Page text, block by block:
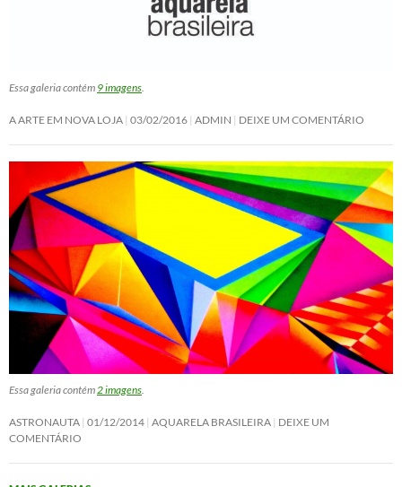
Essa galeria contém 9 imagens.
A ARTE EM NOVA LOJA 03/02/2016 ADMIN DEIXE UM COMENTÁRIO
Essa galeria contém2 imagens.
ASTRONAUTA 01/12/2014 AQUARELA BRASILEIRA DEIXE UM
COMENTÁRIO